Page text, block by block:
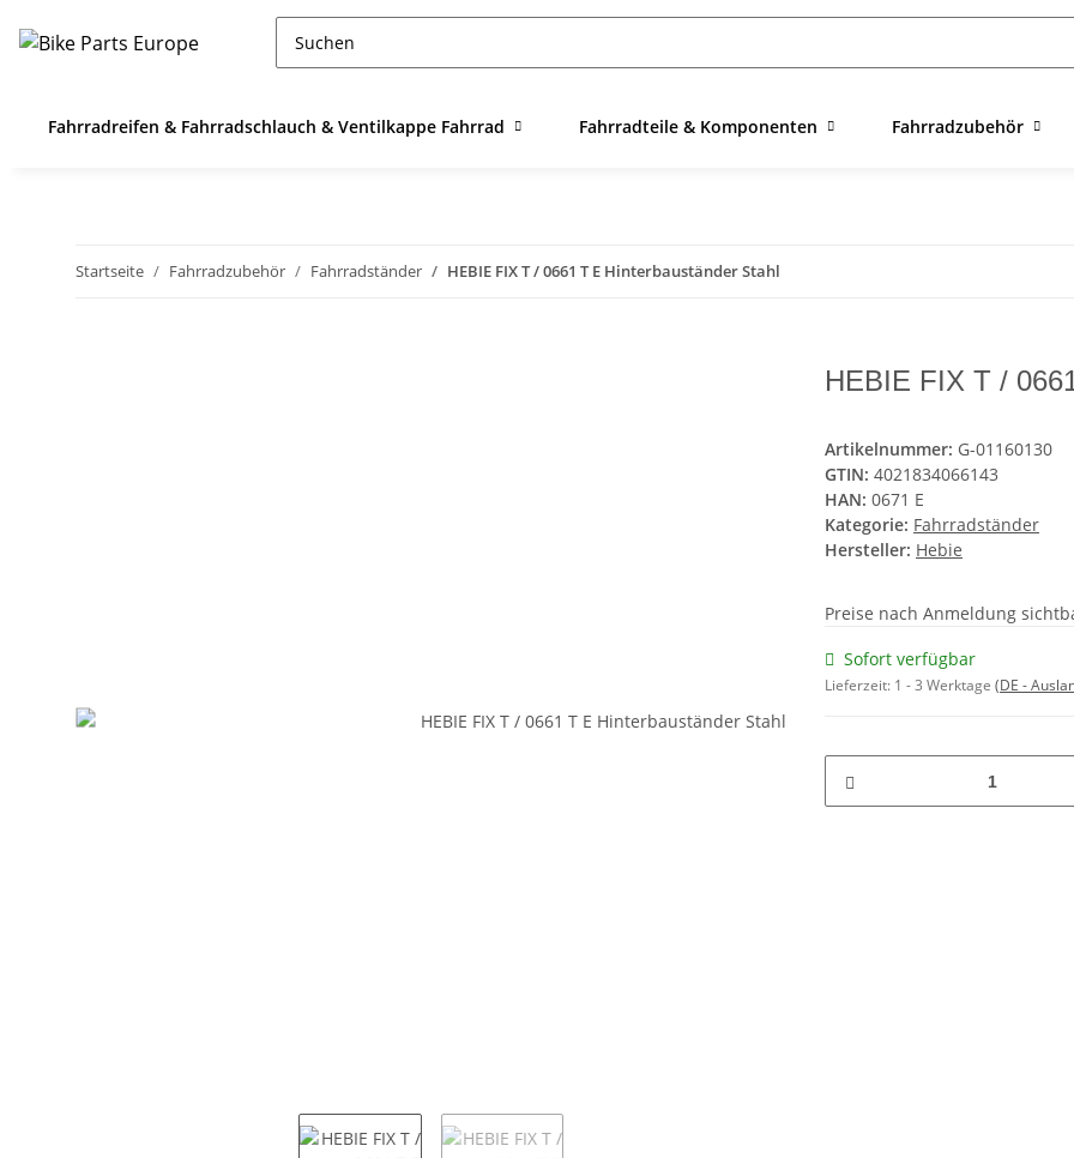
Fahrradreifen & Fahrradschlauch & Ventilkappe Fahrrad Fahrradteile & Komponenten Fahrradzubehör
Startseite Fahrradzubehör Fahrradständer HEBIE FIX T / 0661 T E Hinterbauständer Stahl
HEBIE FIX T /
Artikelnummer: G-01160130
GTIN: 4021834066143
HAN: 0671 E
Kategorie: Fahrradständer
Hersteller: Hebie
Preise nach Anmeldung
Sofort verfügbar
Lieferzeit: 1 - 3 Werktage (DE -